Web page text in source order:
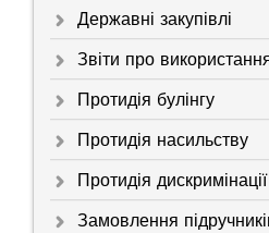
Державні закупівлі
Звіти про
Протидія булінгу
Протидія насильству
Протидія дискримінації
Замовлення